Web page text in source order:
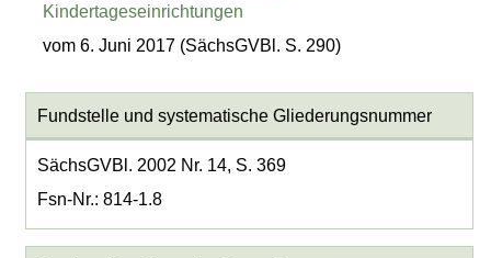
Kindertageseinrichtungen
vom 6. Juni 2017 (SächsGVBl. S. 290)
Fundstelle und systematische Gliederungsnummer
SächsGVBl. 2002 Nr. 14, S. 369
Fsn-Nr.: 814-1.8